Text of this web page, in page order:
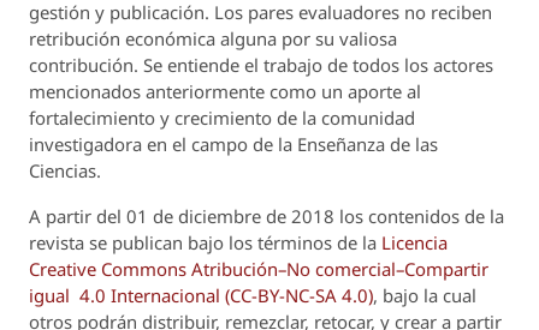
gestión y publicación. Los pares evaluadores no reciben
retribución económica alguna por su valiosa
contribución. Se entiende el trabajo de todos los actores
mencionados anteriormente como un aporte al
fortalecimiento y crecimiento de la comunidad
investigadora en el campo de la Enseñanza de las
Ciencias.
A partir del 01 de diciembre de 2018 los contenidos de la
revista se publican bajo los términos de la Licencia
Creative Commons Atribución–No comercial–Compartir
igual 4.0 Internacional (CC-BY-NC-SA 4.0), bajo la cual
otros podrán distribuir, remezclar, retocar, y crear a partir